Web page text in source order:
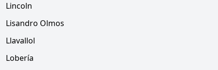
Lincoln
Lisandro Olmos
Llavallol
Lobería